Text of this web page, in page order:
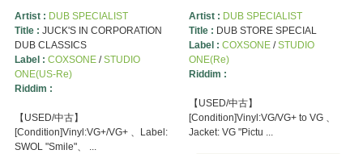
Artist : DUB SPECIALIST
Title : JUCK'S IN CORPORATION
DUB CLASSICS
Label : COXSONE/STUDIO
ONE(US-Re)
Riddim :
【USED/中古】
[Condition]Vinyl:VG+/VG+ 、Label:
SWOL "Smile"、 ...
Artist : DUB SPECIALIST
Title : DUB STORE SPECIAL
Label : COXSONE/STUDIO
ONE(Re)
Riddim :
【USED/中古】
[Condition]Vinyl:VG/VG+ to VG 、
Jacket: VG "Pictu ...